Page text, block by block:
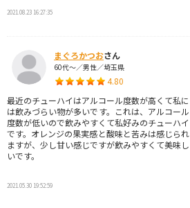
2021.08.23 16:27:35
まぐろかつおさん
60代～／男性／埼玉県
4.80
最近のチューハイはアルコール度数が高くて私に
は飲みづらい物が多いです。これは、アルコール
度数が低いので飲みやすくて私好みのチューハイ
です。オレンジの果実感と酸味と苦みは感じられ
ますが、少し甘い感じですが飲みやすくて美味し
いです。
2021.05.30 19:52:59